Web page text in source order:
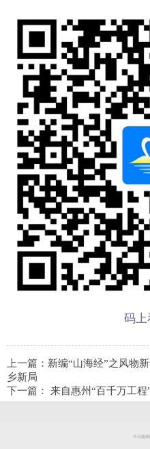
码上
上一篇： 新编“山海经”之风物
乡新局
下一篇： 来自惠州“百千万工
今日惠